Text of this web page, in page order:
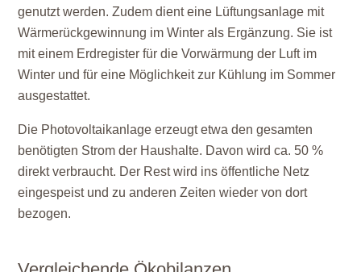
genutzt werden. Zudem dient eine Lüftungsanlage mit
Wärmerückgewinnung im Winter als Ergänzung. Sie ist
mit einem Erdregister für die Vorwärmung der Luft im
Winter und für eine Möglichkeit zur Kühlung im Sommer
ausgestattet.
Die Photovoltaikanlage erzeugt etwa den gesamten
benötigten Strom der Haushalte. Davon wird ca. 50 %
direkt verbraucht. Der Rest wird ins öffentliche Netz
eingespeist und zu anderen Zeiten wieder von dort
bezogen.